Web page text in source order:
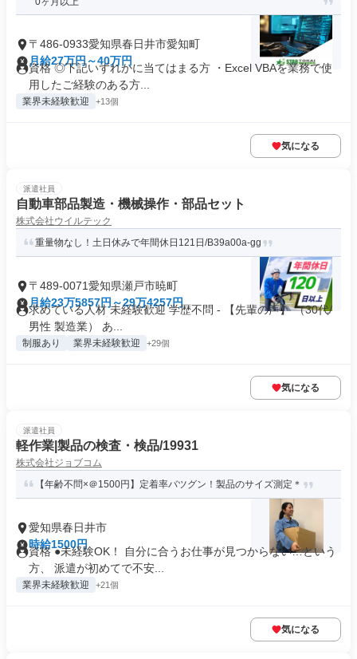
〒486-0933愛知県春日井市愛知町
月給27万円～40万円
資格 ◎下記いずれかに当てはまる方 ・Excel VBAを業務で使
用したご経験のある方...
業界未経験歓迎 +13個
気になる
派遣社員
自動車部品製造・機械操作・部品セット
株式会社ウイルテック
重量物なし！土日休みで年間休日121日/B39a00a-gg
〒489-0071愛知県瀬戸市暁町
月給23万5857円～29万4257円
求めている人材 未経験歓迎 学歴不問 - 【先輩の声】 （30代/
男性 製造業） あ...
制服あり 業界未経験歓迎 +29個
気になる
派遣社員
軽作業|製品の検査・検品/19931
株式会社ジョブコム
【年齢不問×＠1500円】定着率バツグン！製品のサイズ測定＊
愛知県春日井市
時給1500円
資格 ●未経験OK！ 自分に合うお仕事が見つからない…という
方、 派遣が初めてで不安...
業界未経験歓迎 +21個
気になる